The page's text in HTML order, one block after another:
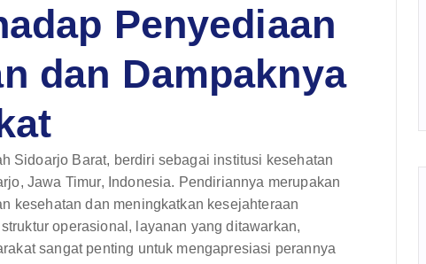
Penyediaan
dan Dampaknya
Sidoarjo Barat, berdiri sebagai institusi kesehatan
Jawa Timur, Indonesia. Pendiriannya merupakan
kesehatan dan meningkatkan kesejahteraan
operasional, layanan yang ditawarkan,
sangat penting untuk mengapresiasi perannya